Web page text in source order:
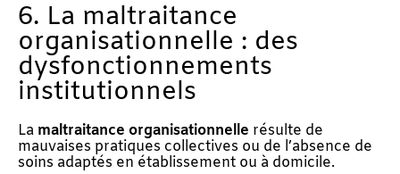
6. La maltraitance
organisationnelle : des
dysfonctionnements
institutionnels
La maltraitance organisationnelle résulte de
mauvaises pratiques collectives ou de l’absence de
soins adaptés en établissement ou à domicile.